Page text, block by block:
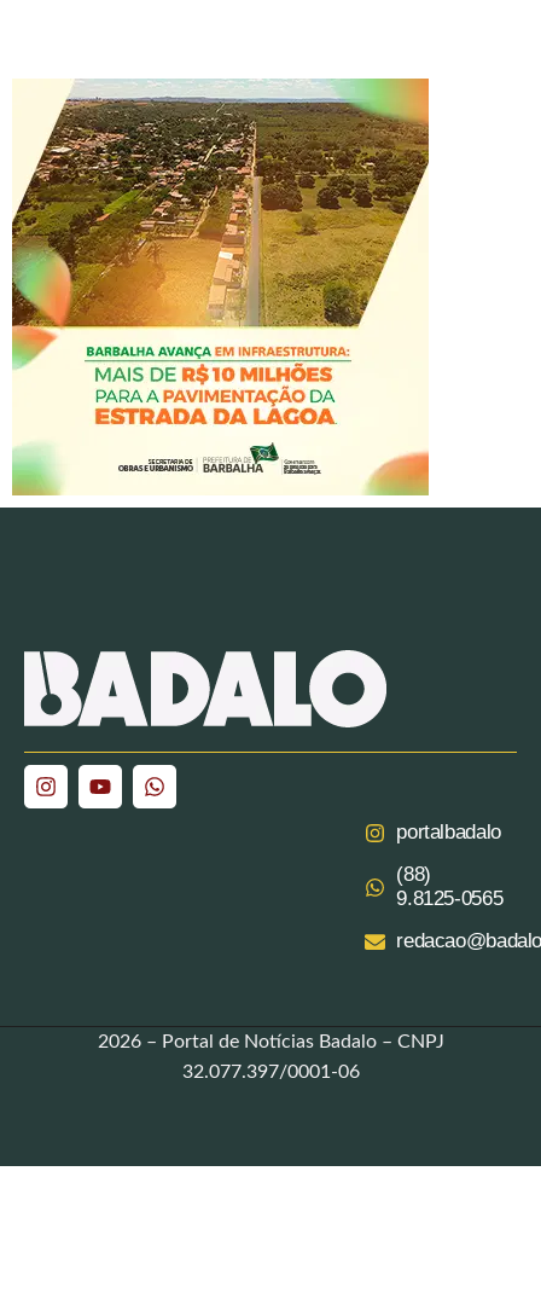
portalbadalo
(88)
9.8125‑0565‬
2026 – Portal de Notícias Badalo – CNPJ
32.077.397/0001-06